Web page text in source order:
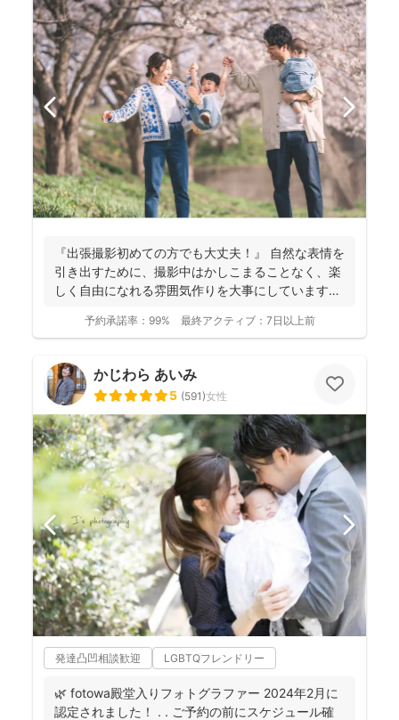
『出張撮影初めての方でも大丈夫！』 自然な表情を
引き出すために、撮影中はかしこまることなく、楽
しく自由になれる雰囲気作りを大事にしています＾
予約承諾率： 99% 最終アクティブ： 7日以上前
かじわら あいみ
5 (591)女性
発達凸凹相談歓迎 LGBTQフレンドリー
🌿 fotowa殿堂入りフォトグラファー 2024年2月に
認定されました！ . . ご予約の前にスケジュール確